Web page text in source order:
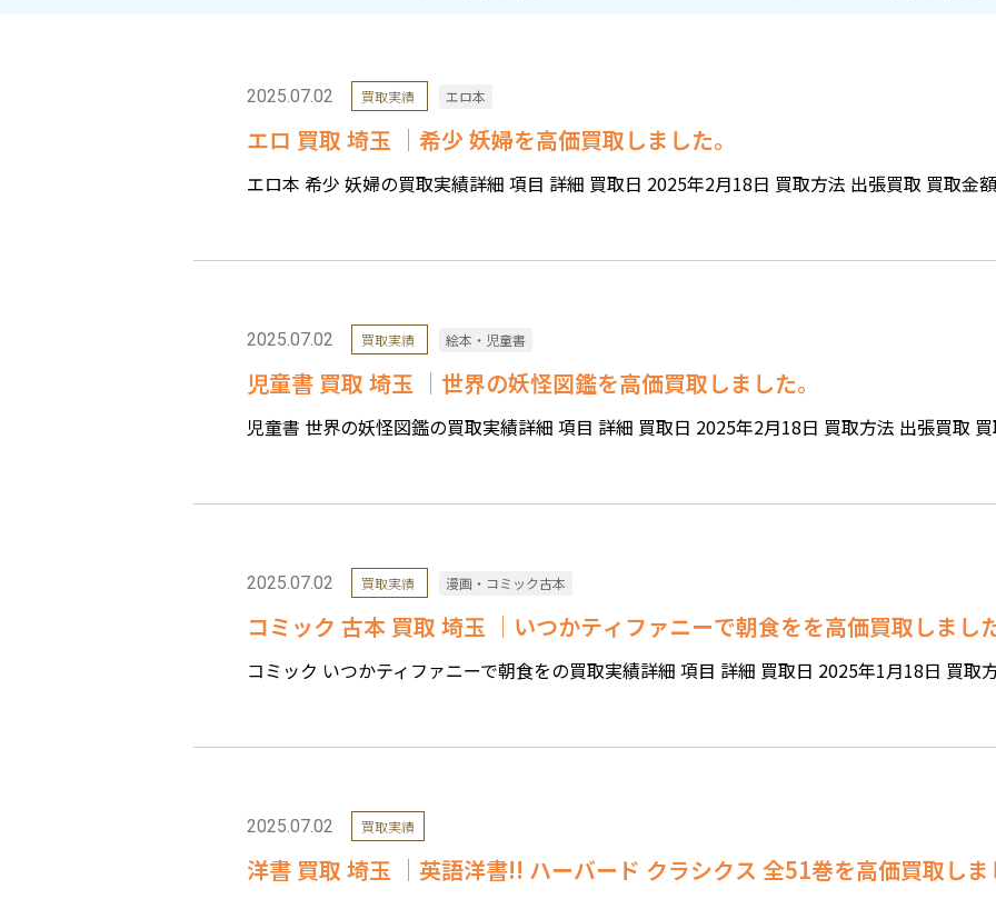
2025.07.02 買取実績 エロ本
エロ 買取 埼玉 ｜希少 妖婦を高価買取しました。
エロ本 希少 妖婦の買取実績詳細 項目 詳細 買取日 2025年2月18日 買取方法 出張買取 買取金
2025.07.02 買取実績 絵本・児童書
児童書 買取 埼玉 ｜世界の妖怪図鑑を高価買取しました。
児童書 世界の妖怪図鑑の買取実績詳細 項目 詳細 買取日 2025年2月18日 買取方法 出張買取
2025.07.02 買取実績 漫画・コミック古本
コミック 古本 買取 埼玉 ｜いつかティファニーで朝食をを高価買取しました
コミック いつかティファニーで朝食をの買取実績詳細 項目 詳細 買取日 2025年1月18日 買取
2025.07.02 買取実績
洋書 買取 埼玉 ｜英語洋書!! ハーバード クラシクス 全51巻を高価買取しま